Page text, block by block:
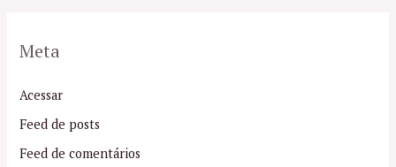
Meta
Acessar
Feed de posts
Feed de comentários